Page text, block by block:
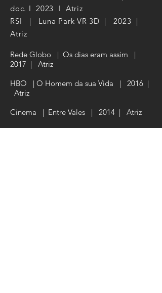
doc. I 2023 I Atriz
RSI | Luna Park VR 3D | 2023 |
Atriz
Rede Globo | Os dias eram assim |
2017 | Atriz
HBO | O Homem da sua Vida | 2016 |
Atriz
Cinema | Entre Vales | 2014 | Atriz
​Rede Globo | Maysa | Tapas e Beijos |